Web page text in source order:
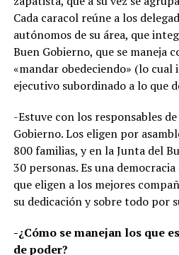
Cada caracol reúne a los
autónomos de su área, que
Buen Gobierno, que se maneja
«mandar obedeciendo» (lo
ejecutivo subordinado a lo que
-Estuve con los responsables
Gobierno. Los eligen por
800 familias, y en la Junta del
30 personas. Es una
que eligen a los mejores
su dedicación y sobre todo por
-¿Cómo se manejan los que
de poder?